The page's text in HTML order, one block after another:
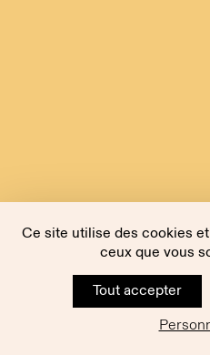
Ce site utilise des cookies
ceux que vous
Tout accepter